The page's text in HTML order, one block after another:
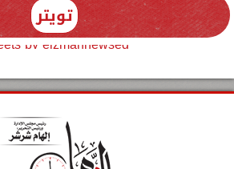
تويتر
by elzmannewseg